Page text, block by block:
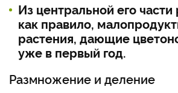
Из центральной его части
как правило,
растения, дающие
уже в первый год.
Размножение и деление